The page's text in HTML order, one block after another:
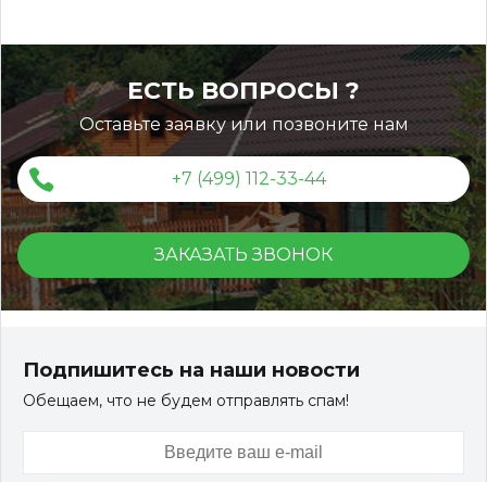
150*25*3000 мм
ЕСТЬ ВОПРОСЫ ?
Оставьте заявку или позвоните нам
+7 (499) 112-33-44
ЗАКАЗАТЬ ЗВОНОК
Подпишитесь на наши новости
Обещаем, что не будем отправлять спам!